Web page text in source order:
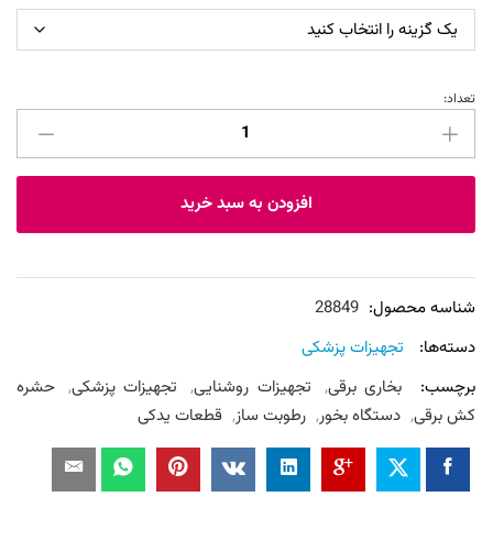
کفش
گچ
بندی
عدد
تعداد:
افزودن به سبد خرید
شناسه محصول: 28849
دسته‌ها:
تجهیزات پزشکی
برچسب:
بخاری برقی, تجهیزات روشنایی, تجهیزات پزشکی, حشره
کش برقی, دستگاه بخور, رطوبت ساز, قطعات یدکی